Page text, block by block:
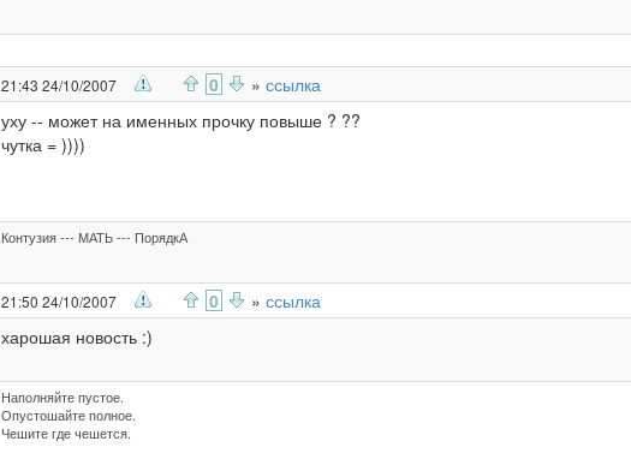
21:43 24/10/2007 0 » ссылка
уху -- может на именных прочку повыше ? ??
чутка = ))))
Контузия --- МАТЬ --- ПорядкА
21:50 24/10/2007 0 » ссылка
харошая новость :)
Наполняйте пустое.
Опустошайте полное.
Чешите где чешется.